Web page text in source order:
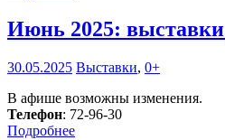
Июнь 2025: выставки
30.05.2025 Выставки, 0+
В афише возможны изменения.
Телефон: 72-96-30
Подробнее